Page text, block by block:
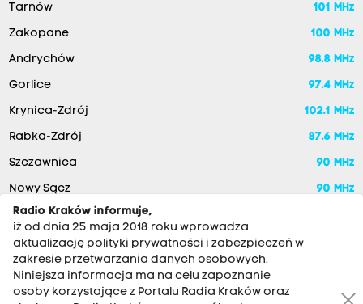
Tarnów 101 MHz
Zakopane 100 MHz
Andrychów 98.8 MHz
Gorlice 97.4 MHz
Krynica-Zdrój 102.1 MHz
Rabka-Zdrój 87.6 MHz
Szczawnica 90 MHz
Nowy Sącz
90 MHz
Radio Kraków informuje,
iż od dnia 25 maja 2018 roku wprowadza
aktualizację polityki prywatności i zabezpieczeń w
zakresie przetwarzania danych osobowych.
Niniejsza informacja ma na celu zapoznanie
osoby korzystające z Portalu Radia Kraków oraz